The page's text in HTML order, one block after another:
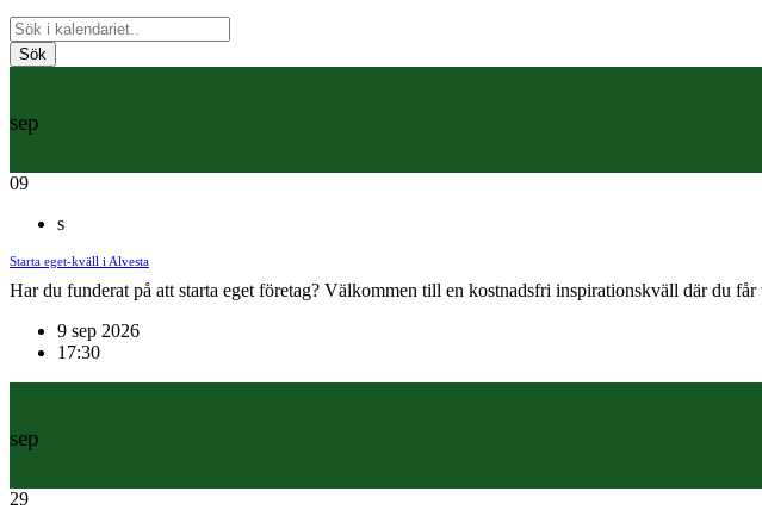
Sök
sep
09
s
Starta eget-kväll i Alvesta
Har du funderat på att starta eget företag? Välkommen till en kostnadsfri inspirationskväll där du
9 sep 2026
17:30
sep
29